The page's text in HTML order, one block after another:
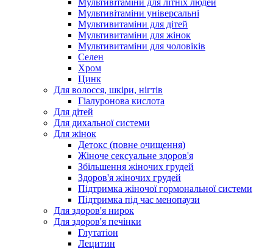
Мультивітаміни універсальні
Мультивитаміни для дітей
Мультивитаміни для жінок
Мультивитаміни для чоловіків
Селен
Хром
Цинк
Для волосся, шкіри, нігтів
Гіалуронова кислота
Для дітей
Для дихальної системи
Для жінок
Детокс (повне очищення)
Жіноче сексуальне здоров'я
Збільшення жіночих грудей
Здоров'я жіночих грудей
Підтримка жіночої гормональної системи
Підтримка під час менопаузи
Для здоров'я нирок
Для здоров'я печінки
Глутатіон
Лецитин